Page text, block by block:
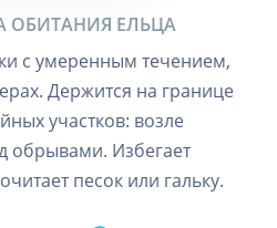
ОБИТАНИЯ ЕЛЬЦА
с умеренным течением,
Держится на границе
участков: возле
обрывами. Избегает
песок или гальку.